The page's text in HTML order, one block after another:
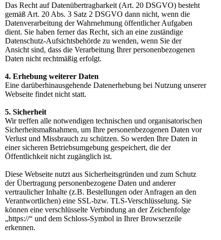
Das Recht auf Datenübertragbarkeit (Art. 20 DSGVO) besteht
gemäß Art. 20 Abs. 3 Satz 2 DSGVO dann nicht, wenn die
Datenverarbeitung der Wahrnehmung öffentlicher Aufgaben
dient. Sie haben ferner das Recht, sich an eine zuständige
Datenschutz-Aufsichtsbehörde zu wenden, wenn Sie der
Ansicht sind, dass die Verarbeitung Ihrer personenbezogenen
Daten nicht rechtmäßig erfolgt.
4. Erhebung weiterer Daten
Eine darüberhinausgehende Datenerhebung bei Nutzung unserer
Webseite findet nicht statt.
5. Sicherheit
Wir treffen alle notwendigen technischen und organisatorischen
Sicherheitsmaßnahmen, um Ihre personenbezogenen Daten vor
Verlust und Missbrauch zu schützen. So werden Ihre Daten in
einer sicheren Betriebsumgebung gespeichert, die der
Öffentlichkeit nicht zugänglich ist.
Diese Webseite nutzt aus Sicherheitsgründen und zum Schutz
der Übertragung personenbezogene Daten und anderer
vertraulicher Inhalte (z.B. Bestellungen oder Anfragen an den
Verantwortlichen) eine SSL-bzw. TLS-Verschlüsselung. Sie
können eine verschlüsselte Verbindung an der Zeichenfolge
„https://“ und dem Schloss-Symbol in Ihrer Browserzeile
erkennen.